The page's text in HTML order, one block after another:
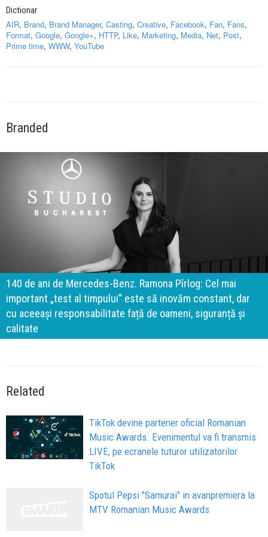
Dictionar
AIR, Brand, Brand Manager, Casting, Creative, Facebook, Fan, Fans,
Format, Google, Google+, HTTP, Like, Marketing, Media, Net, Post,
Prime time, WWW, YouTube
Branded
140 de ani de Mercedes-Benz. Ramona Pîrlog: Cel mai
important „test al timpului” este să inovăm constant, dar
cu aceeași responsabilitate față de oameni, siguranță și
calitate
Related
TikTok devine partener oficial Romanian
Music Awards. Evenimentul va fi transmis
LIVE, pe ecranele tuturor utilizatorilor
TikTok
Spotul Pepsi "Samurai" in avanpremiera la
MTV Romanian Music Awards